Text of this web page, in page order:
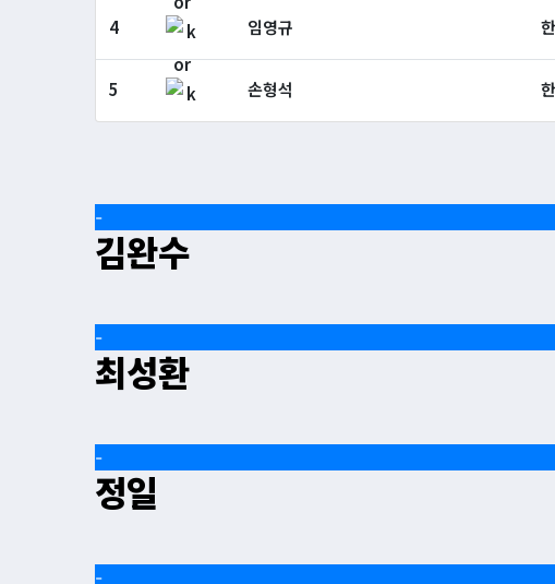
4 임영규
5 손형석
-
김완수
-
최성환
-
정일
-